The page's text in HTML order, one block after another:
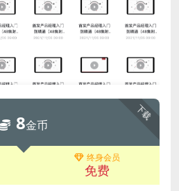
下载
8金币
终身会员
免费